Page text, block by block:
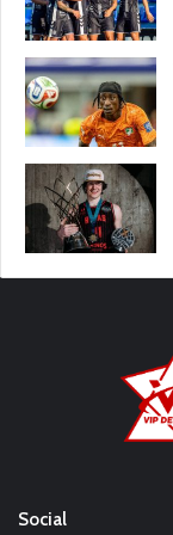
Social